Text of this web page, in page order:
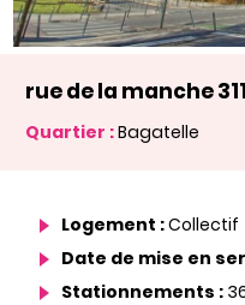
rue de la manche
Quartier :Bagatelle
Logement :Collectif
Date de mise en
Stationnements :